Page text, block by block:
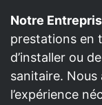
Notre
prestations en
d’installer ou
sanitaire.
l’expérience